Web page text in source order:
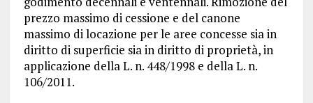
prezzo massimo di cessione e del canone
massimo di locazione per le aree concesse sia in
diritto di superficie sia in diritto di proprietà, in
applicazione della L. n. 448/1998 e della L. n.
106/2011.